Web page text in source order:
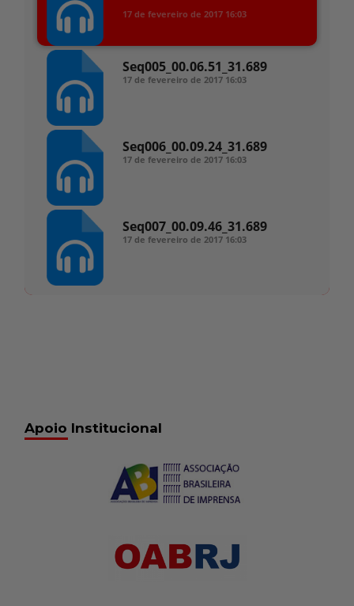
17 de fevereiro de 2017 16:03
Seq005_00.06.51_31.689
17 de fevereiro de 2017 16:03
Seq006_00.09.24_31.689
17 de fevereiro de 2017 16:03
Seq007_00.09.46_31.689
17 de fevereiro de 2017 16:03
Apoio Institucional